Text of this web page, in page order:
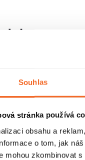
Souhlas
stránka používá
obsahu a
o tom, jak
mohou zkombinovat
Univerzální
montáž